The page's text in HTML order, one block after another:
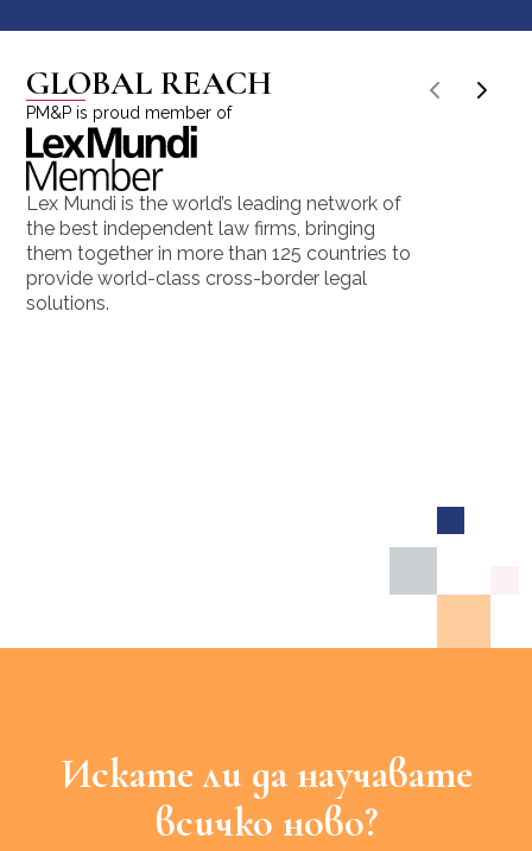
GLOBAL REACH
PM&P is proud member of
Lex Mundi is the world’s leading network of
the best independent law firms, bringing
them together in more than 125 countries to
provide world-class cross-border legal
solutions.
Искате ли да научавате
всичко ново?